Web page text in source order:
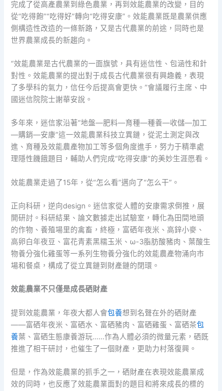
完成了從高產農業到綠色農業，再到效能農業的改變，目的
從“吃得飽”“吃得好”轉向“吃得安康”。效能農業既是農業供應
側構造性改造的一條新路，又是古代農業的前途，同時也是
世界農業成長的新趨向。
“效能農業是古代農業的一面旗號，具有迷信性、包涵性和針
對性。效能農業的提出對于成長古代農業很有興趣義，表現
了多學科的氣力，信任今后提高會更快。”會議履行主席、中
國迷信院院士謝華安說。
多年來，迷信家沿著“地盤—肥料—育種—種養—收儲—加工
—購銷—安康”這一效能農業科技立異鏈，從泥土測定與改
進、育種及效能農產物加工等多個角度進手，努力于精準處
理隱性饑餓題目，輔助人們完成“吃得安康”的美妙生涯愿看。
效能農業走過了15年，從“怎么看”邁向了“怎么干”。
正向科研，逆向design。迷信家從人體的安康需求倒推，展
開研討。科研結果、論文數據走出試驗室，轉化為田間地頭
的作物、養殖場里的禽畜，終極，富硒年夜米、高鋅小麥、
高卵白年夜豆、富花青素黑糯玉米、ω-3脂肪酸豬肉、葉酸生
物養分強化雞蛋等一系列生物養分強化的效能農產物涌向市
場和餐桌，構成了從立異鏈到財產鏈的閉環。
效能農業不只僅是成長硒財產
提到效能農業，年夜大都人會包養想到名聲在外的硒財產
——富硒年夜米、富硒水、富硒豬肉、富硒雞蛋、富硒茶包
養葉、富硒生態康養游玩……作為人體必須的微量元素，硒既
推進了相干研討，也催生了一個財產，更助力村落復興。
但是，作為效能農業的抓手之一，硒財產在表現效能農業成
效的同時，也反應了效能農業面對的題目和將來成長的標的